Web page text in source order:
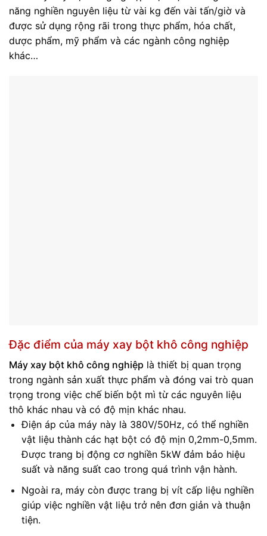
năng nghiền nguyên liệu từ vài kg đến vài tấn/giờ và
được sử dụng rộng rãi trong thực phẩm, hóa chất,
dược phẩm, mỹ phẩm và các ngành công nghiệp
khác…
Đặc điểm của máy xay bột khô công nghiệp
Máy xay bột khô công nghiệp là thiết bị quan trọng
trong ngành sản xuất thực phẩm và đóng vai trò quan
trọng trong việc chế biến bột mì từ các nguyên liệu
thô khác nhau và có độ mịn khác nhau.
Điện áp của máy này là 380V/50Hz, có thể nghiền
vật liệu thành các hạt bột có độ mịn 0,2mm-0,5mm.
Được trang bị động cơ nghiền 5kW đảm bảo hiệu
suất và năng suất cao trong quá trình vận hành.
Ngoài ra, máy còn được trang bị vít cấp liệu nghiền
giúp việc nghiền vật liệu trở nên đơn giản và thuận
tiện.